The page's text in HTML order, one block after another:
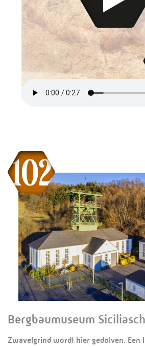
Bergbaumuseum
Zwavelgrind wordt hier gedolven. Een